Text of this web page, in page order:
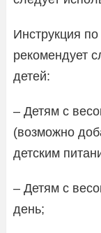
Инструкция
рекомендует
детей:
– Детям с
(возможно
детским
– Детям с
день;